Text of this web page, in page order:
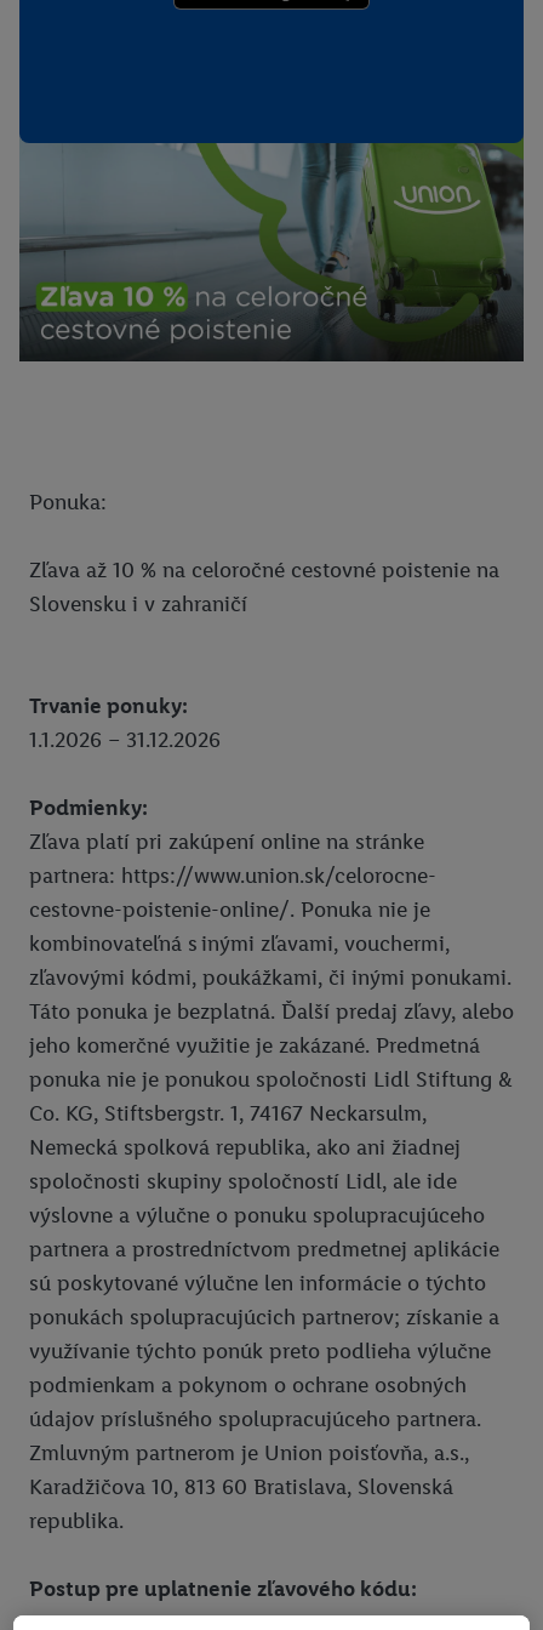
ZOO Spišská Nová Ves
LeviTour a Slovak Lines
AquaCity Poprad
CK Slniečko - Zájazdy
InstaGYM
Ksebe prve sedenie
Union zľava 10 % na PZP a havarijné poistenie
Zľava 10 % na krátkodobé cestovné poistenie
Union zľava na poistenie onkologických chorôb
Zľava 10 % na celoročné cestovné poistenie
Súťaže
Click & Pick
Právne informácie
Pravidlá používania
Ochrana osobných údajov
Vyhlásenie o prístupnosti
Pravidlá pre nabíjanie e-vozidiel
Podmienky ochrany osobných údajov pre elektronické nabíjacie
stanice
Lidl Plus krajiny
Pomoc
Ponuka:
Zľava až 10 % na celoročné cestovné poistenie na
Slovensku i v zahraničí
Trvanie ponuky:
1.1.2026 – 31.12.2026
Podmienky:
Zľava platí pri zakúpení online na stránke
partnera: https://www.union.sk/celorocne-
cestovne-poistenie-online/. Ponuka nie je
kombinovateľná s inými zľavami, vouchermi,
zľavovými kódmi, poukážkami, či inými ponukami.
Táto ponuka je bezplatná. Ďalší predaj zľavy, alebo
jeho komerčné využitie je zakázané. Predmetná
ponuka nie je ponukou spoločnosti Lidl Stiftung &
Co. KG, Stiftsbergstr. 1, 74167 Neckarsulm,
Nemecká spolková republika, ako ani žiadnej
spoločnosti skupiny spoločností Lidl, ale ide
výslovne a výlučne o ponuku spolupracujúceho
partnera a prostredníctvom predmetnej aplikácie
sú poskytované výlučne len informácie o týchto
ponukách spolupracujúcich partnerov; získanie a
využívanie týchto ponúk preto podlieha výlučne
podmienkam a pokynom o ochrane osobných
údajov príslušného spolupracujúceho partnera.
Zmluvným partnerom je Union poisťovňa, a.s.,
Karadžičova 10, 813 60 Bratislava, Slovenská
republika.
Postup pre uplatnenie zľavového kódu: